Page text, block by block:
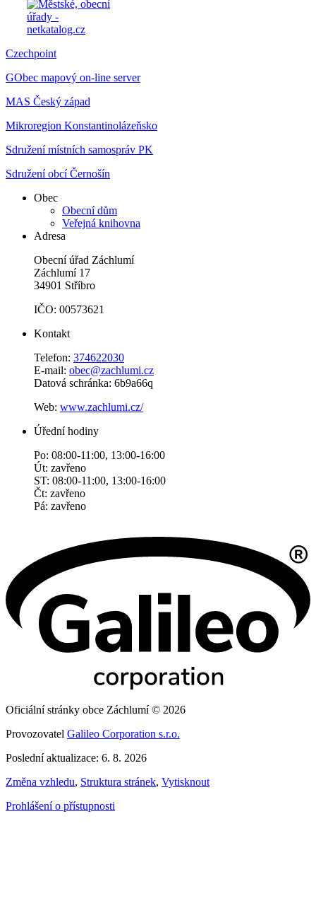
Czechpoint
GObec mapový on-line server
MAS Český západ
Mikroregion Konstantinolázeňsko
Sdružení místních samospráv PK
Sdružení obcí Černošín
Obec
Obecní dům
Veřejná knihovna
Adresa
Obecní úřad Záchlumí
Záchlumí 17
34901 Stříbro
IČO: 00573621
Kontakt
Telefon: 374622030
E-mail: obec@zachlumi.cz
Datová schránka: 6b9a66q
Web: www.zachlumi.cz/
Úřední hodiny
Po: 08:00-11:00, 13:00-16:00
Út: zavřeno
ST: 08:00-11:00, 13:00-16:00
Čt: zavřeno
Pá: zavřeno
Oficiální stránky obce Záchlumí © 2026
Provozovatel Galileo Corporation s.r.o.
Poslední aktualizace: 6. 8. 2026
Změna vzhledu, Struktura stránek, Vytisknout
Prohlášení o přístupnosti